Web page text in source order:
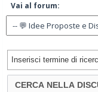
Vai al forum: